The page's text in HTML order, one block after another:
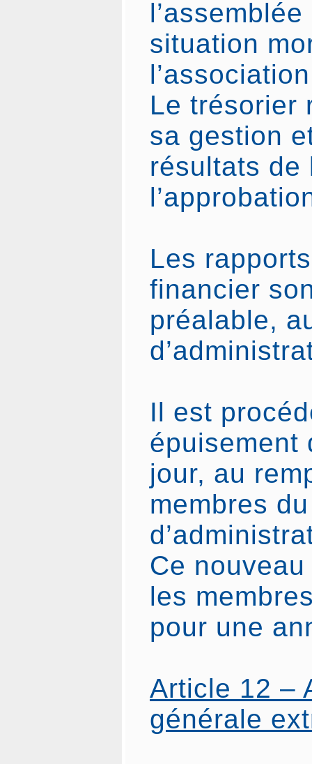
situation
Le trésorier
sa gestion
résultats de
Les
financier
préalable,
Il est
épuisement
jour, au
membres
Ce
les
pour une
Article 12 –
générale